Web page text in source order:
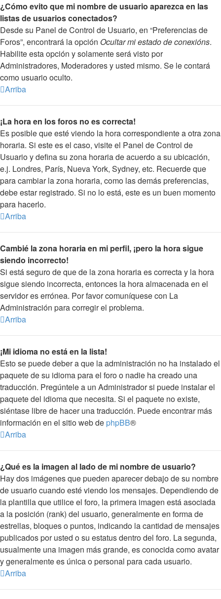
¿Cómo evito que mi nombre de usuario aparezca en las
listas de usuarios conectados?
Desde su Panel de Control de Usuario, en “Preferencias de
Foros”, encontrará la opción Ocultar mi estado de conexións.
Habilite esta opción y solamente será visto por
Administradores, Moderadores y usted mismo. Se le contará
como usuario oculto.
Arriba
¡La hora en los foros no es correcta!
Es posible que esté viendo la hora correspondiente a otra zona
horaria. Si este es el caso, visite el Panel de Control de
Usuario y defina su zona horaria de acuerdo a su ubicación,
e.j. Londres, París, Nueva York, Sydney, etc. Recuerde que
para cambiar la zona horaria, como las demás preferencias,
debe estar registrado. Si no lo está, este es un buen momento
para hacerlo.
Arriba
Cambié la zona horaria en mi perfil, ¡pero la hora sigue
siendo incorrecto!
Si está seguro de que de la zona horaria es correcta y la hora
sigue siendo incorrecta, entonces la hora almacenada en el
servidor es errónea. Por favor comuníquese con La
Administración para corregir el problema.
Arriba
¡Mi idioma no está en la lista!
Esto se puede deber a que la administración no ha instalado el
paquete de su idioma para el foro o nadie ha creado una
traducción. Pregúntele a un Administrador si puede instalar el
paquete del idioma que necesita. Si el paquete no existe,
siéntase libre de hacer una traducción. Puede encontrar más
información en el sitio web de phpBB®
Arriba
¿Qué es la imagen al lado de mi nombre de usuario?
Hay dos imágenes que pueden aparecer debajo de su nombre
de usuario cuando esté viendo los mensajes. Dependiendo de
la plantilla que utilice el foro, la primera imagen está asociada
a la posición (rank) del usuario, generalmente en forma de
estrellas, bloques o puntos, indicando la cantidad de mensajes
publicados por usted o su estatus dentro del foro. La segunda,
usualmente una imagen más grande, es conocida como avatar
y generalmente es única o personal para cada usuario.
Arriba